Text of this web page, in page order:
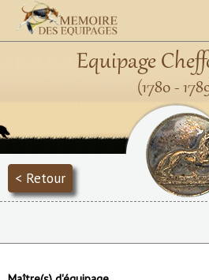
Equipage
(1780 -
< Retour